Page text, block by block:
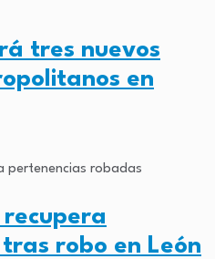
tres nuevos
en
recupera
robo en León